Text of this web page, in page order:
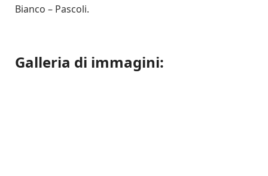
Bianco – Pascoli.
Galleria di immagini: